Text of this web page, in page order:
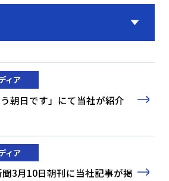
ィア
朝日です」にて当社が紹介
ィア
聞3月10日朝刊に当社記事が掲